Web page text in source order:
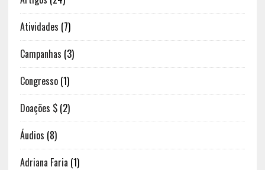
Atividades (7)
Campanhas (3)
Congresso(1)
Doações $(2)
Áudios (8)
Adriana Faria (1)